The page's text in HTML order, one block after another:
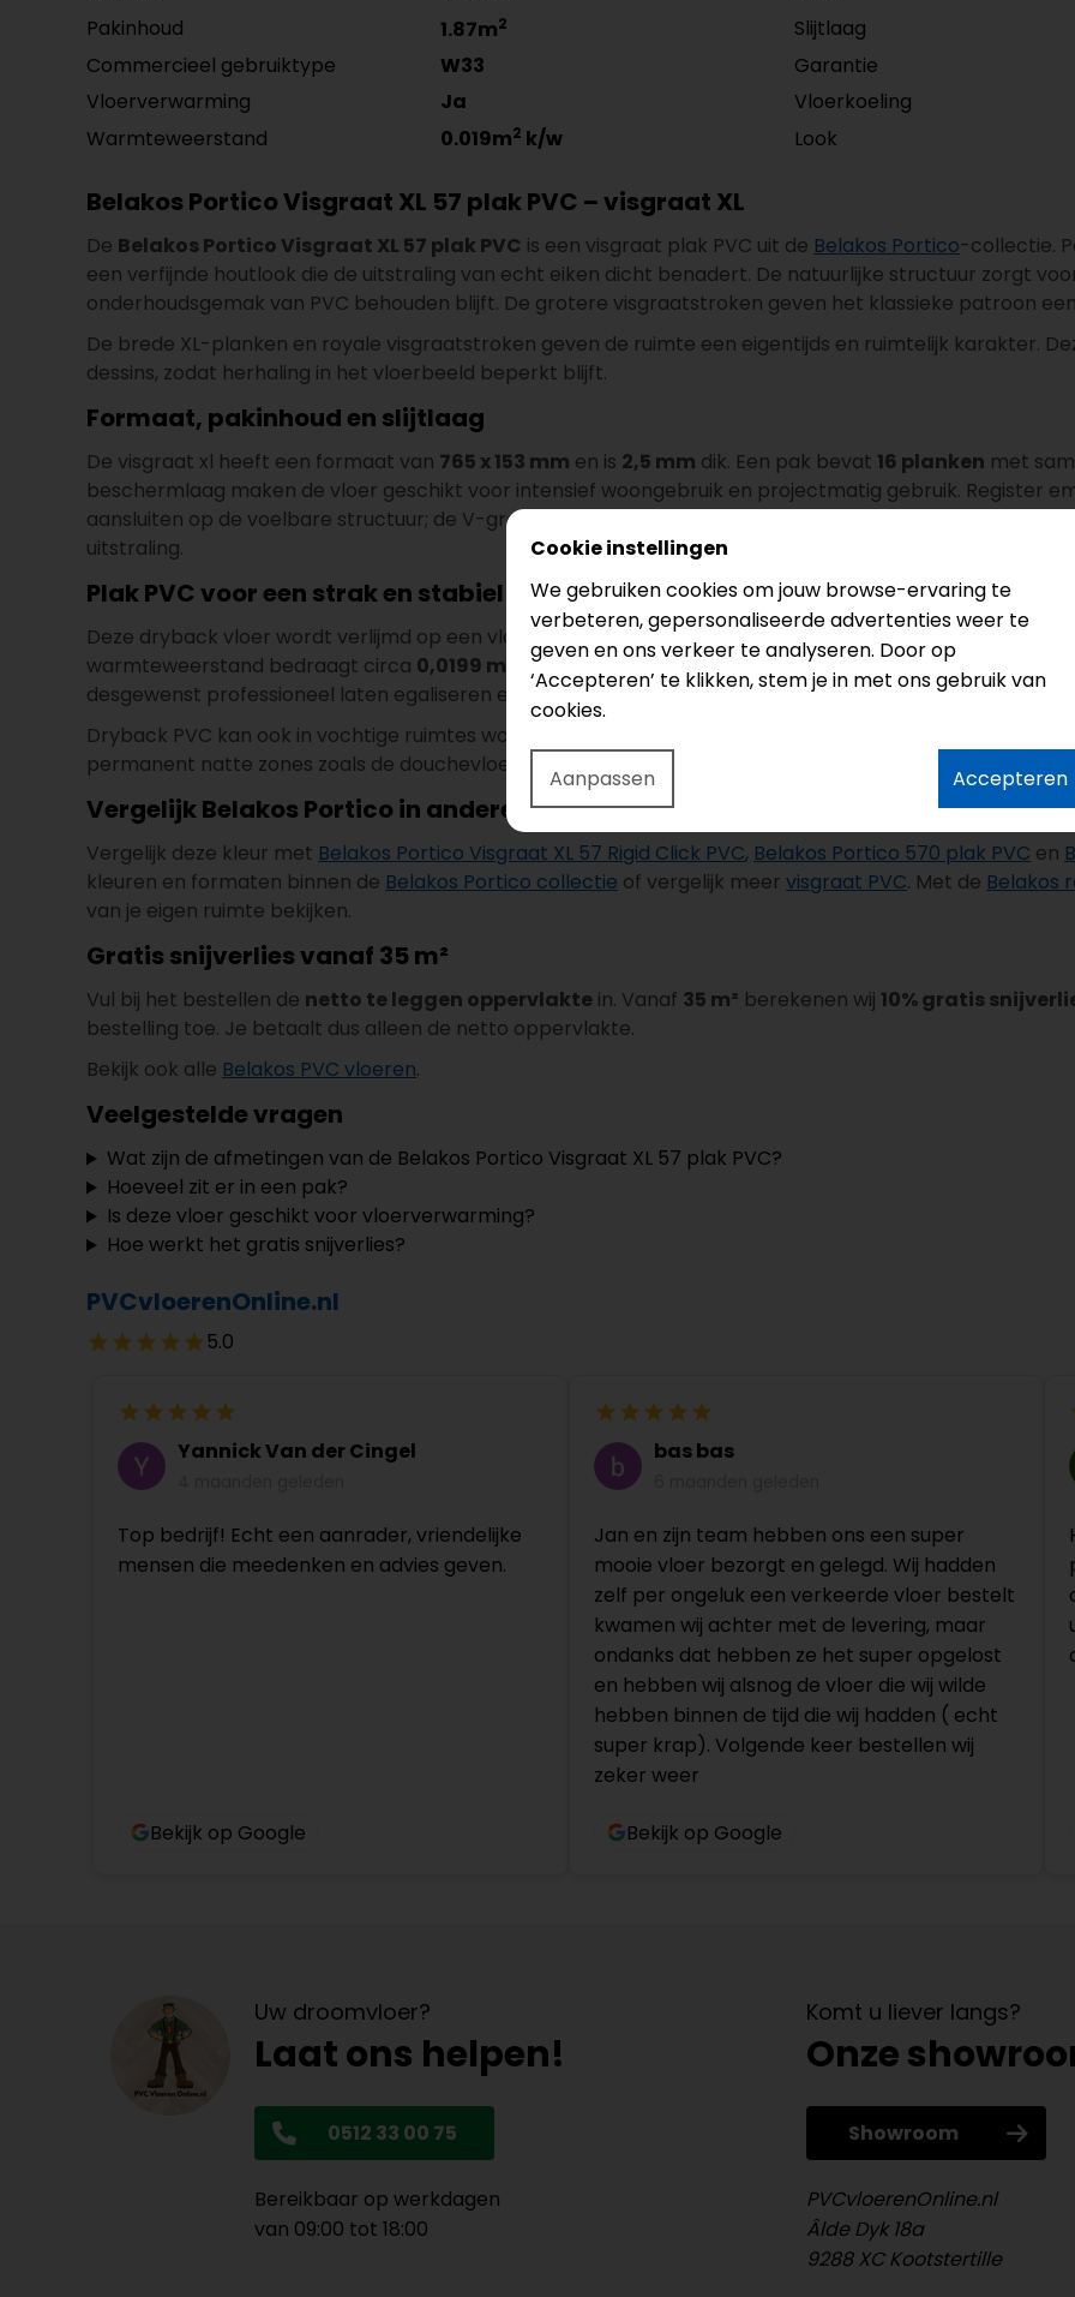
Pakinhoud
1.87m2 Slijtlaag
Commercieel gebruiktype
W33 Garantie
Vloerverwarming
Ja Vloerkoeling
Warmteweerstand
0.019m2 k/w Look
Belakos Portico Visgraat XL 57 plak PVC – visgraat XL
De Belakos Portico Visgraat XL 57 plak PVC is een visgraat plak PVC uit de Belakos Portico-collectie.
een verfijnde houtlook die de uitstraling van echt eiken dicht benadert. De natuurlijke structuur zorgt
onderhoudsgemak van PVC behouden blijft. De grotere visgraatstroken geven het klassieke patroon
De brede XL-planken en royale visgraatstroken geven de ruimte een eigentijds en ruimtelijk karakter.
dessins, zodat herhaling in het vloerbeeld beperkt blijft.
Formaat, pakinhoud en slijtlaag
De visgraat xl heeft een formaat van 765 x 153 mm en is 2,5 mm dik. Een pak bevat 16 planken met
beschermlaag maken de vloer geschikt voor intensief woongebruik en projectmatig gebruik. Register
aansluiten op de voelbare structuur; de V-groef benadrukt iedere plank of strook. De extra matte
uitstraling.
Plak PVC voor een strak en stabiel resultaat
Deze dryback vloer wordt verlijmd op een vlakke, geëgaliseerde ondergrond. Dat zorgt voor een stille,
warmteweerstand bedraagt circa 0,0199 m² K/W, waardoor de vloer zeer geschikt is voor
desgewenst professioneel laten egaliseren en leggen.
Dryback PVC kan ook in vochtige ruimtes worden toegepast wanneer de ondergrond en verlijming
permanent natte zones zoals de douchevloer.
Vergelijk Belakos Portico in andere uitvoeringen
Vergelijk deze kleur met Belakos Portico Visgraat XL 57 Rigid Click PVC, Belakos Portico 570 plak PVC en
kleuren en formaten binnen de Belakos Portico collectie of vergelijk meer visgraat PVC. Met de Belakos
van je eigen ruimte bekijken.
Gratis snijverlies vanaf 35 m²
Vul bij het bestellen de netto te leggen oppervlakte in. Vanaf 35 m² berekenen wij 10% gratis
bestelling toe. Je betaalt dus alleen de netto oppervlakte.
Bekijk ook alle Belakos PVC vloeren.
Veelgestelde vragen
Wat zijn de afmetingen van de Belakos Portico Visgraat XL 57 plak PVC?
Hoeveel zit er in een pak?
Is deze vloer geschikt voor vloerverwarming?
Hoe werkt het gratis snijverlies?
PVCvloerenOnline.nl
5.0
Yannick Van der Cingel
Top bedrijf! Echt een aanrader, vriendelijke
mensen die meedenken en advies geven.
Bekijk op Google
bas bas
Jan en zijn team hebben ons een super
mooie vloer bezorgt en gelegd. Wij hadden
zelf per ongeluk een verkeerde vloer bestelt
kwamen wij achter met de levering, maar
ondanks dat hebben ze het super opgelost
en hebben wij alsnog de vloer die wij wilde
hebben binnen de tijd die wij hadden ( echt
super krap). Volgende keer bestellen wij
zeker weer
Bekijk op Google
Cookie instellingen
We gebruiken cookies om jouw browse-ervaring te
verbeteren, gepersonaliseerde advertenties weer te
geven en ons verkeer te analyseren. Door op
‘Accepteren’ te klikken, stem je in met ons gebruik van
cookies.
Aanpassen Accepteren
Uw droomvloer?
Laat ons helpen!
0512 33 00 75
Bereikbaar op werkdagen
van 09:00 tot 18:00
Komt u liever langs?
Onze
Showroom
PVCvloerenOnline.nl
Âlde Dyk 18a
9288 XC Kootstertille